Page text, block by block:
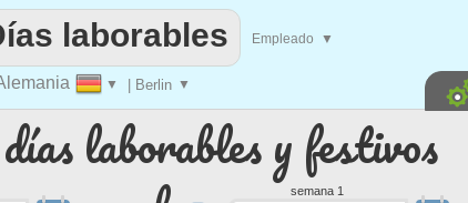
laborables y festivos
semana 1
▼ | Berlin ▼
laborables Empleado ▼